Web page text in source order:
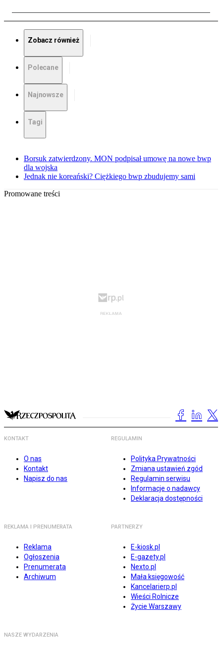
Zobacz również
Polecane
Najnowsze
Tagi
Borsuk zatwierdzony. MON podpisał umowę na nowe bwp
dla wojska
Jednak nie koreański? Ciężkiego bwp zbudujemy sami
Promowane treści
KONTAKT
O nas
Kontakt
Napisz do nas
REGULAMIN
Polityka Prywatności
Zmiana ustawień zgód
Regulamin serwisu
Informacje o nadawcy
Deklaracja dostępności
REKLAMA I PRENUMERATA
Reklama
Ogłoszenia
Prenumerata
Archiwum
PARTNERZY
E-kiosk.pl
E-gazety.pl
Nexto.pl
Mała księgowość
Kancelarierp.pl
Wieści Rolnicze
Życie Warszawy
NASZE WYDARZENIA